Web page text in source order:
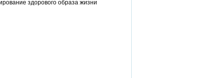
здорового образа жизни